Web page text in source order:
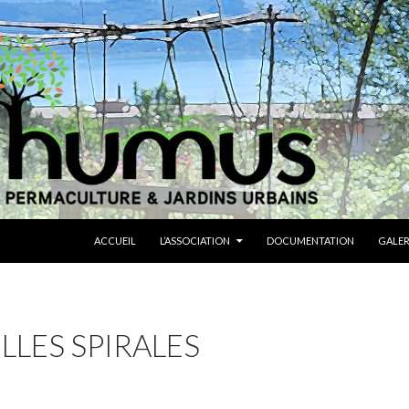
ACCUEIL
L’ASSOCIATION DOCUMENTATION
SPIRALES